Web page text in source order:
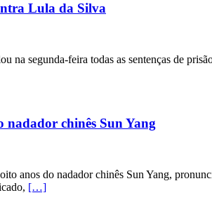
Lula da Silva
na segunda-feira todas as sentenças de
nadador chinês Sun Yang
anos do nadador chinês Sun Yang,
[…]